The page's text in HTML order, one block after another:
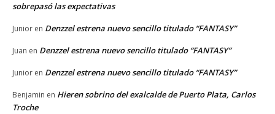
sobrepasó las expectativas
Junior en Denzzel estrena nuevo sencillo titulado “FANTASY”
Juan en Denzzel estrena nuevo sencillo titulado “FANTASY”
Junior en Denzzel estrena nuevo sencillo titulado “FANTASY”
Benjamin en Hieren sobrino del exalcalde de Puerto Plata, Carlos
Troche